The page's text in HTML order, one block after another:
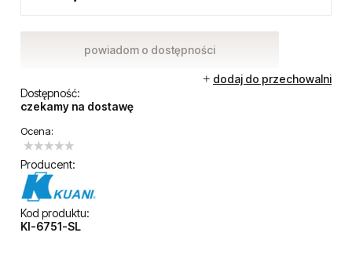
powiadom o dostępności
dodaj do przechowalni
Dostępność:
czekamy na dostawę
Ocena:
Producent:
Kod produktu:
KI-6751-SL